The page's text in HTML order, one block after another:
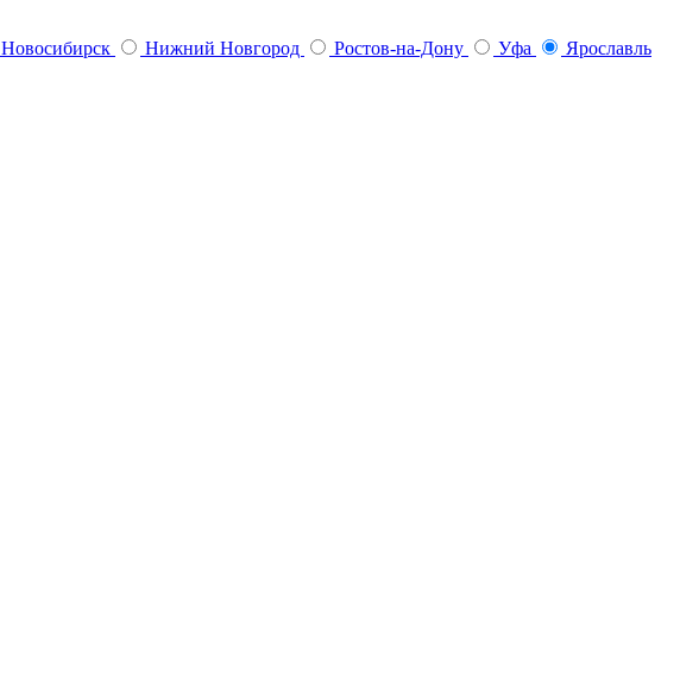
Новосибирск Нижний Новгород Ростов-на-Дону Уфа Ярославль